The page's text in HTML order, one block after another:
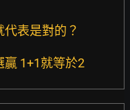
代表是對的？
贏 1+1就等於2